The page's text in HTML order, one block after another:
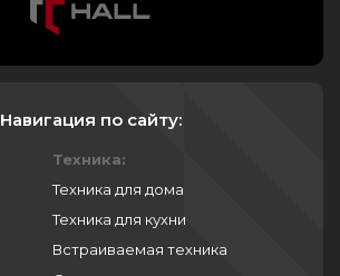
Навигация по сайту:
Техника:
Техника для дома
Техника для кухни
Встраиваемая техника